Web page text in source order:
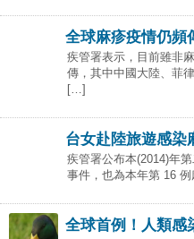
全球麻疹疫情仍頻
疾管署表示，目前雖非
傳，其中中國大陸、菲
[…]
台女赴陸旅遊感染
疾管署公布本(2014)年
事件，也為本年第 16
全球首例！人類感